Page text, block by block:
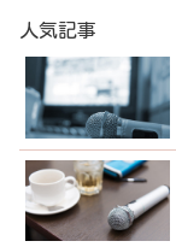
人気記事